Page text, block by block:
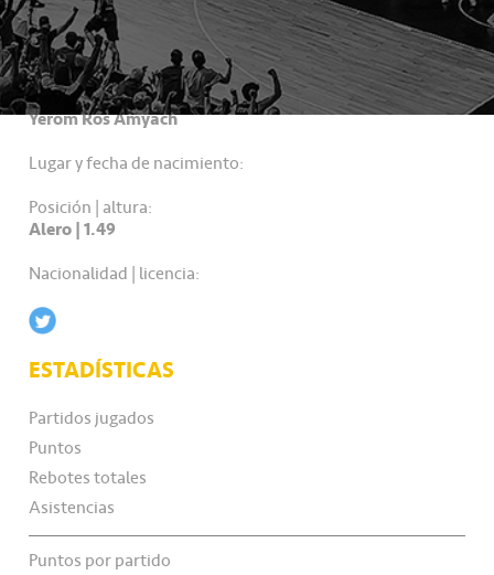
DATOS PERSONALES
Nombre completo:
Yerom Ros Amyach
Lugar y fecha de nacimiento:
Posición | altura:
Alero | 1.49
Nacionalidad | licencia:
ESTADÍSTICAS
Partidos jugados
Puntos
Rebotes totales
Asistencias
Puntos por partido